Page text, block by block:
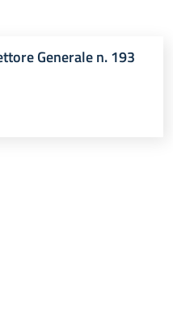
Generale n. 193